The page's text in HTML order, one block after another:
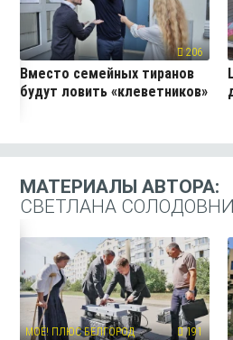
206
Вместо семейных тиранов
будут ловить «клеветников»
МАТЕРИАЛЫ АВТОРА:
СВЕТЛАНА
МОЁ! ПЛЮС БЕЛГОРОД 191